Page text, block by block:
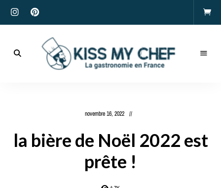
novembre 16, 2022
la bière de Noël 2022 est
prête !